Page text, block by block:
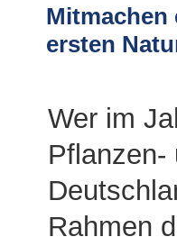
Mitmachen
ersten
Wer im
Pflanzen-
Rahmen